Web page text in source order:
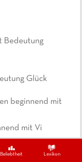
Beliebtheit Lexikon
Bedeutung
Glück
beginnend mit
mit Vi
beginnend mit